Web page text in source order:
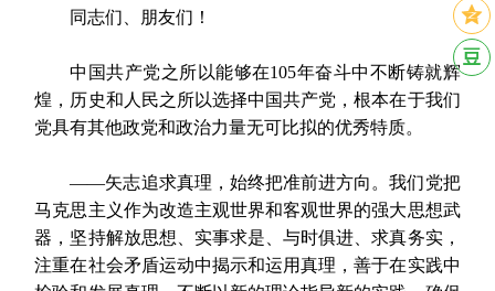
同志们、朋友们！
中国共产党之所以能够在105年奋斗中不断铸就辉
煌，历史和人民之所以选择中国共产党，根本在于我们
党具有其他政党和政治力量无可比拟的优秀特质。
——矢志追求真理，始终把准前进方向。我们党把
马克思主义作为改造主观世界和客观世界的强大思想武
器，坚持解放思想、实事求是、与时俱进、求真务实，
注重在社会矛盾运动中揭示和运用真理，善于在实践中